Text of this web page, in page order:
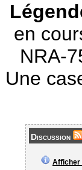
en
NRA-
Une
Discussion
Afficher